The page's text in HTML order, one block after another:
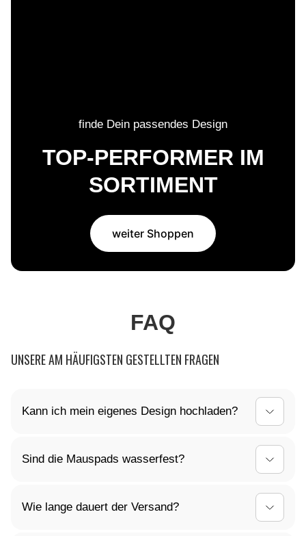
finde Dein passendes Design
TOP-PERFORMER IM
SORTIMENT
weiter Shoppen
FAQ
UNSERE AM HÄUFIGSTEN GESTELLTEN FRAGEN
Kann ich mein eigenes Design hochladen?
Vorstellungen gestalten! Lade dein individuelles
Design einfach hoch, und wir kümmern uns um den
Sind die Mauspads wasserfest?
wasserabweisend. Kleine Verschüttungen können
einfach abgewischt werden, sodass dein Mauspad
Wie lange dauert der Versand?